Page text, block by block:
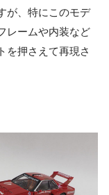
が、特にこのモデ
レームや内装など
を押さえて再現さ